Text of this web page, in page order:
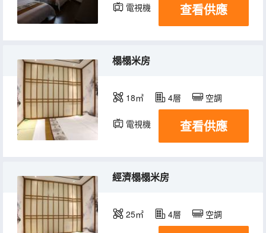
電視機 查看供應
榻榻米房
18㎡ 4層 空調
電視機 查看供應
經濟榻榻米房
25㎡ 4層 空調